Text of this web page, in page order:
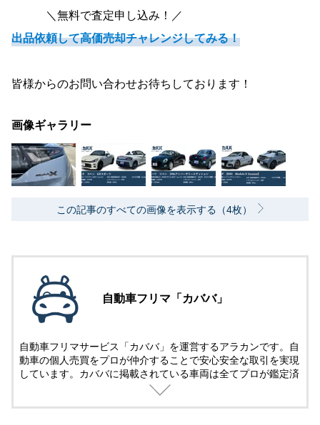
＼無料で査定申し込み！／
出品依頼して高価売却チャレンジしてみる！
皆様からのお問い合わせお待ちしております！
画像ギャラリー
この記事のすべての画像を表示する（4枚）
自動車フリマ「カババ」
自動車フリマサービス「カババ」を運営するアラカンです。自
動車の個人売買をプロが仲介することで安心安全な取引を実現
しています。カババに掲載されている車両は全てプロが鑑定済